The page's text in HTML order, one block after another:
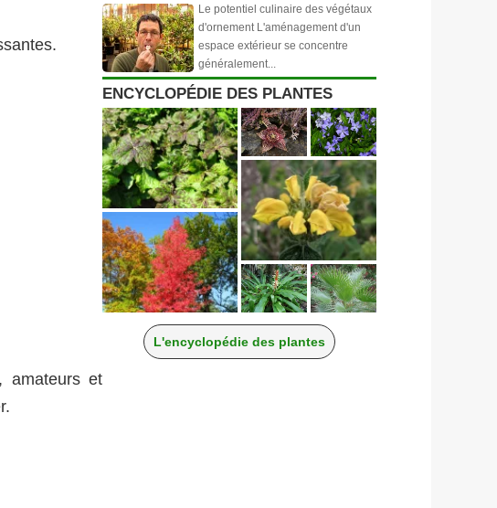
amateurs et
Le potentiel culinaire des végétaux
d'ornement L'aménagement d'un
espace extérieur se concentre
généralement...
ENCYCLOPÉDIE DES PLANTES
L'encyclopédie des plantes